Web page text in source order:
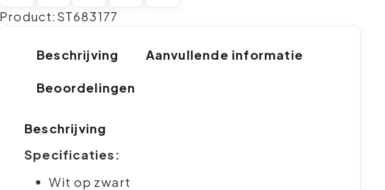
Product:ST683177
Beschrijving Aanvullende informatie
Beoordelingen
Beschrijving
Specificaties:
Wit op zwart